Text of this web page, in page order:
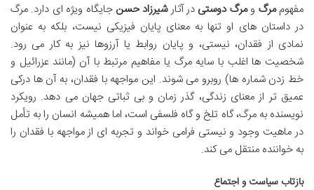
مفهوممرگ ومرگ دوستی در آثارشیرزاد حسن جایگاه ویژه ای دارد. مرگ
در داستان های او تنها به معنای پایان فیزیکی نیست، بلکه به عنوان
نمادی از فقدان، نیستی، و پایان روابط یا آرزوها نیز به کار می رود.
شخصیت ها اغلب با سایه مرگ یا مفاهیم مرتبط با آن (مانند عزرائیل و
خط زدن شماره ها) روبرو می شوند. این مواجهه با فقدان، به آن ها درکی
عمیق تر از معنای زندگی، گذر زمان و بی ثباتی جهان می دهد. رویکرد
نویسنده به مرگ، گاه تلخ و گاه فلسفی است، اما همیشه انسان را به تأمل
در ماهیت وجود و نیستی فرامی خواند و تجربه ای از مواجهه با فقدان را
به خواننده منتقل می کند.
بازتاب سیاست و اجتماع